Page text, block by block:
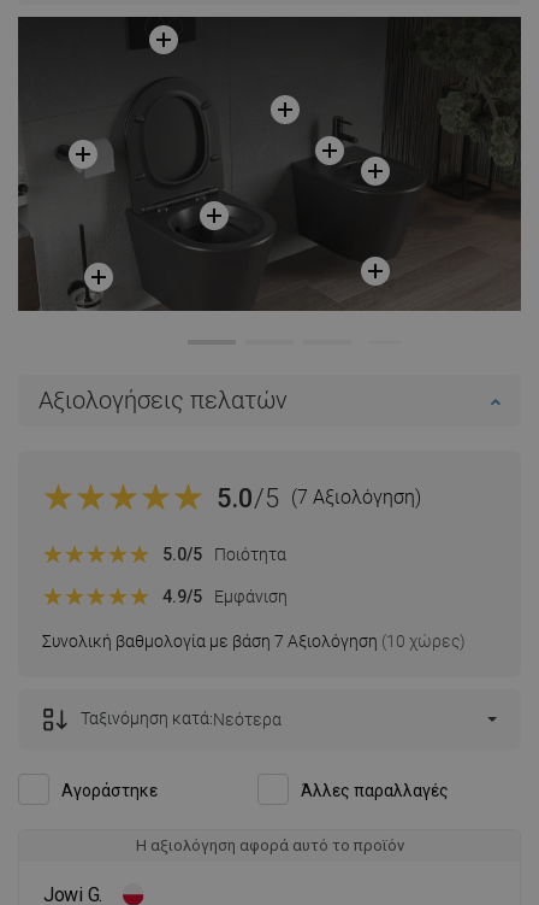
Αξιολογήσεις πελατών
5.0/5 (7 Αξιολόγηση)
Συνολική βαθμολογία με βάση 7 Αξιολόγηση (10 χώρες)
5.0/5 Ποιότητα
4.9/5 Εμφάνιση
Αγοράστηκε Άλλες παραλλαγές
Ταξινόμηση κατά:Νεότερα
Η αξιολόγηση αφορά αυτό το προϊόν
Jowi G.